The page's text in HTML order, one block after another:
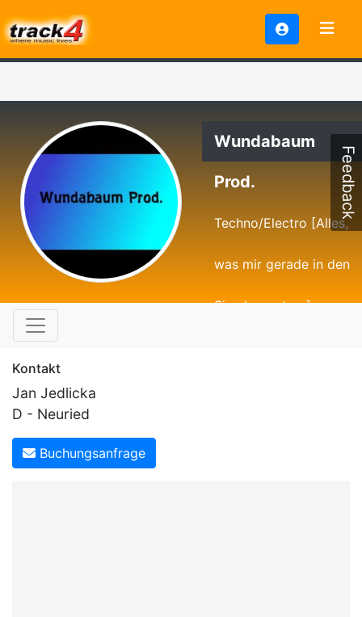
Wundabaum
Prod.
Techno/Electro [Alles,
was mir gerade in den
Sinn kommt......]
Kontakt
Jan Jedlicka
D - Neuried
Buchungsanfrage
Feedback